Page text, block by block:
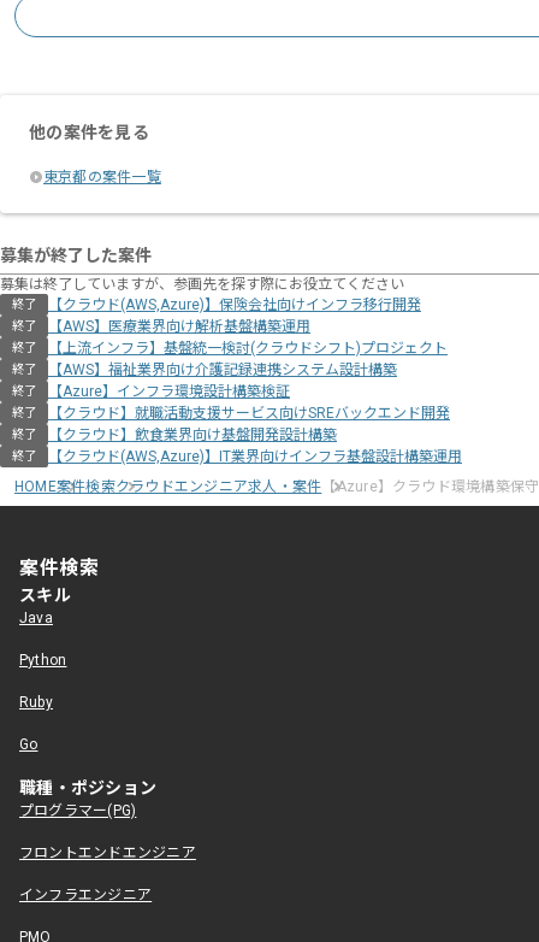
他の案件を見る
東京都の案件一覧
募集が終了した案件
募集は終了していますが、参画先を探す際にお役立てください
終了 【クラウド(AWS,Azure)】保険会社向けインフラ移行開発
終了 【AWS】医療業界向け解析基盤構築運用
終了 【上流インフラ】基盤統一検討(クラウドシフト)プロジェクト
終了 【AWS】福祉業界向け介護記録連携システム設計構築
終了 【Azure】インフラ環境設計構築検証
終了 【クラウド】就職活動支援サービス向けSREバックエンド開発
終了 【クラウド】飲食業界向け基盤開発設計構築
終了
【クラウド(AWS,Azure)】IT業界向けインフラ基盤設計構築運用
HOME案件検索クラウドエンジニア求人・案件 【Azure】クラウド環境構築保
案件検索
スキル
Java
Python
Ruby
Go
職種・ポジション
プログラマー(PG)
フロントエンドエンジニア
インフラエンジニア
PMO